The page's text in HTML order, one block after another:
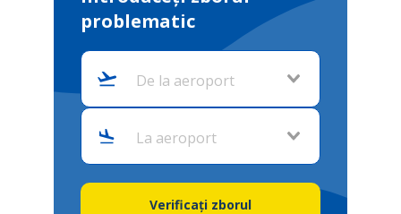
problematic
De la aeroport
La aeroport
Verificați zborul